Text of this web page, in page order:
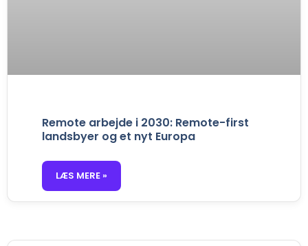
Remote arbejde i 2030: Remote-first
landsbyer og et nyt Europa
LÆS MERE »